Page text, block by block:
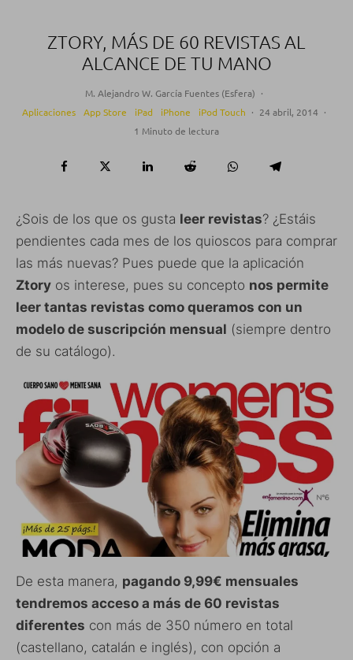
ZTORY, MÁS DE 60 REVISTAS AL
ALCANCE DE TU MANO
M. Alejandro W. García Fuentes (Esfera) ·
Aplicaciones
App Store iPad iPhone iPod Touch · 24 abril, 2014 ·
1 Minuto de lectura
¿Sois de los que os gusta leer revistas? ¿Estáis
pendientes cada mes de los quioscos para comprar
las más nuevas? Pues puede que la aplicación
Ztory os interese, pues su concepto nos permite
leer tantas revistas como queramos con un
modelo de suscripción mensual (siempre dentro
de su catálogo).
De esta manera, pagando 9,99€ mensuales
tendremos acceso a más de 60 revistas
diferentes con más de 350 número en total
(castellano, catalán e inglés), con opción a